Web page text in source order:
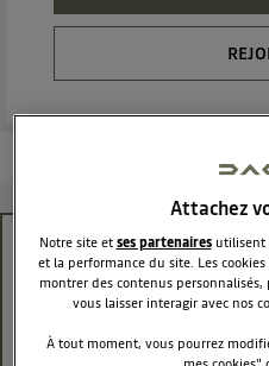
passage vitesses jogger
jean36531346
Attachez
Notre site etses partenairesutilisent
et la performance du site. Les
montrer des contenus
vous laisser interagir avec nos
À tout moment, vous pourrez